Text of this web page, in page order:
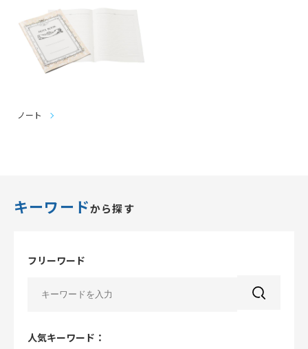
ノート
キーワードから探す
フリーワード
人気キーワード：